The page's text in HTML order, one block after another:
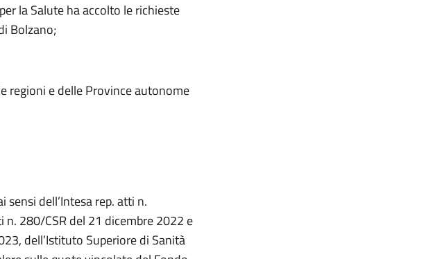
la Salute ha accolto le richieste
Bolzano;
regioni e delle Province autonome
dell’Intesa rep. atti n.
n. 280/CSR del 21 dicembre 2022 e
dell’Istituto Superiore di Sanità